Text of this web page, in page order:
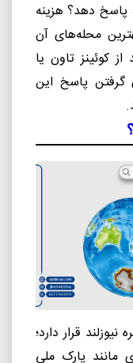
پاسخ دهد؟ هزینه
محله‌های آن
کوئینز تاون یا
گرفتن پاسخ این
قرار دارد؛
مانند پارک ملی